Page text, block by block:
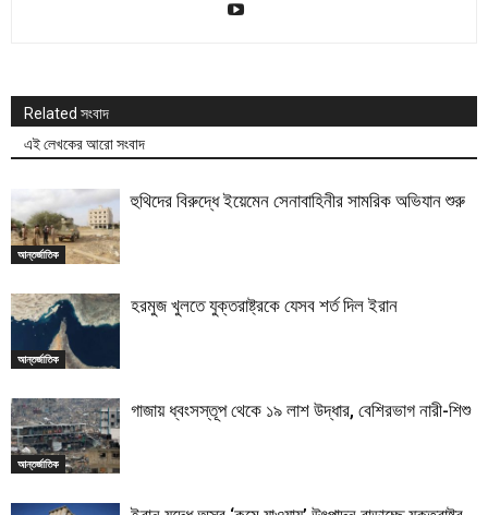
Related সংবাদ
এই লেখকের আরো সংবাদ
আন্তর্জাতিক
হুথিদের বিরুদ্ধে ইয়েমেন সেনাবাহিনীর সামরিক অভিযান শুরু
আন্তর্জাতিক
হরমুজ খুলতে যুক্তরাষ্ট্রকে যেসব শর্ত দিল ইরান
আন্তর্জাতিক
গাজায় ধ্বংসস্তূপ থেকে ১৯ লাশ উদ্ধার, বেশিরভাগ নারী-শিশু